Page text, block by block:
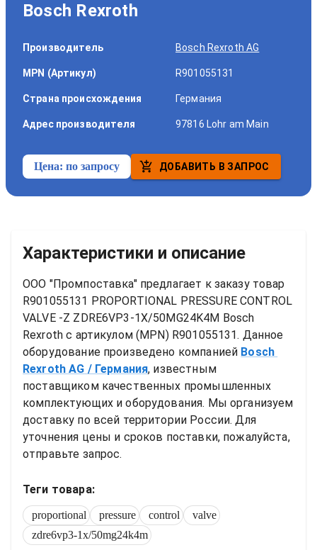
Bosch Rexroth
Производитель Bosch Rexroth AG
MPN (Артикул) R901055131
Страна происхождения Германия
Адрес производителя 97816 Lohr am Main
Цена: по запросу ДОБАВИТЬ В ЗАПРОС
Характеристики и описание
ООО "Промпоставка" предлагает к заказу товар
R901055131 PROPORTIONAL PRESSURE CONTROL
VALVE -Z ZDRE6VP3-1X/50MG24K4M Bosch
Rexroth с артикулом (MPN) R901055131. Данное
оборудование произведено компанией Bosch
Rexroth AG / Германия, известным
поставщиком качественных промышленных
комплектующих и оборудования. Мы организуем
доставку по всей территории России. Для
уточнения цены и сроков поставки, пожалуйста,
отправьте запрос.
Теги товара:
proportional pressure control
valve
zdre6vp3-1x/50mg24k4m